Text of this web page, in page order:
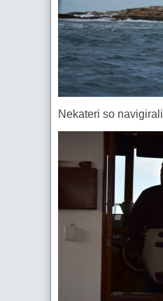
Nekateri so navigirali